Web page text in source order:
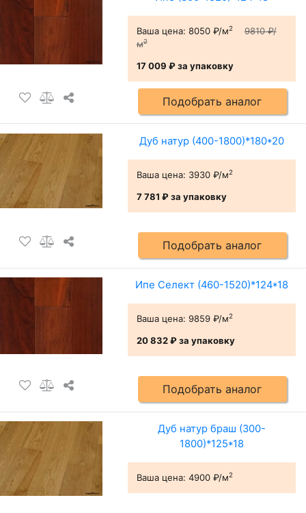
Ваша цена: 8050 ₽/м2
9810 ₽/
м2
17 009 ₽за упаковку
Подобрать аналог
Дуб натур (400-1800)*180*20
Ваша цена: 3930 ₽/м2
7 781 ₽за упаковку
Подобрать аналог
Ипе Cелект (460-1520)*124*18
Ваша цена: 9859 ₽/м2
20 832 ₽за упаковку
Подобрать аналог
Дуб натур браш (300-
1800)*125*18
Ваша цена: 4900 ₽/м2